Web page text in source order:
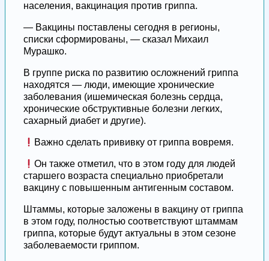
населения, вакцинация против гриппа.
— Вакцины поставлены сегодня в регионы,
списки сформированы, — сказал Михаил
Мурашко.
В группе риска по развитию осложнений гриппа
находятся — люди, имеющие хронические
заболевания (ишемическая болезнь сердца,
хронические обструктивные болезни легких,
сахарный диабет и другие).
Важно сделать прививку от гриппа вовремя.
Он также отметил, что в этом году для людей
старшего возраста специально приобретали
вакцину с повышенным антигенным составом.
Штаммы, которые заложены в вакцину от гриппа
в этом году, полностью соответствуют штаммам
гриппа, которые будут актуальны в этом сезоне
заболеваемости гриппом.